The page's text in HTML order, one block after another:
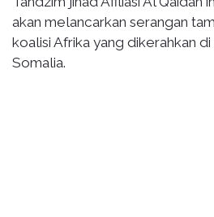
akan melancarkan serangan
koalisi Afrika yang dikerahkan
Somalia.